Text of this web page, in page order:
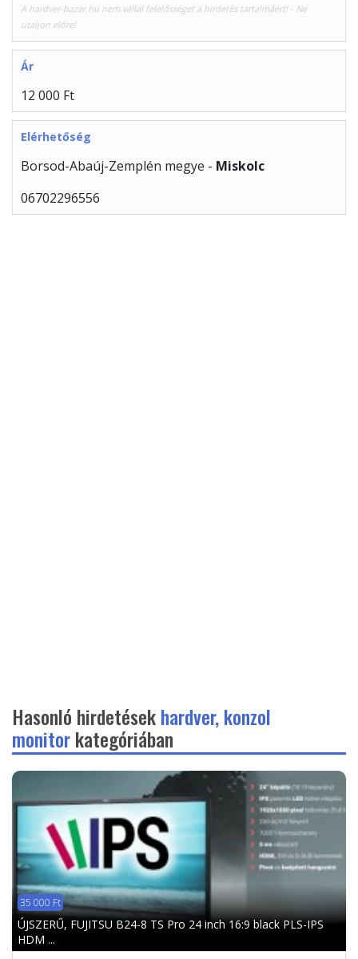
A hardver-bazar.hu nem vállal felelősséget a hirdetés tartalmáért! - Ne
utaljon előre!
Ár
12 000 Ft
Elérhetőség
Borsod-Abaúj-Zemplén megye - Miskolc
06702296556
Hasonló hirdetésekhardver, konzol
monitorkategóriában
35 000 Ft
ÚJSZERŰ, FUJITSU B24-8 TS Pro 24 inch 16:9 black PLS-IPS
HDM ...